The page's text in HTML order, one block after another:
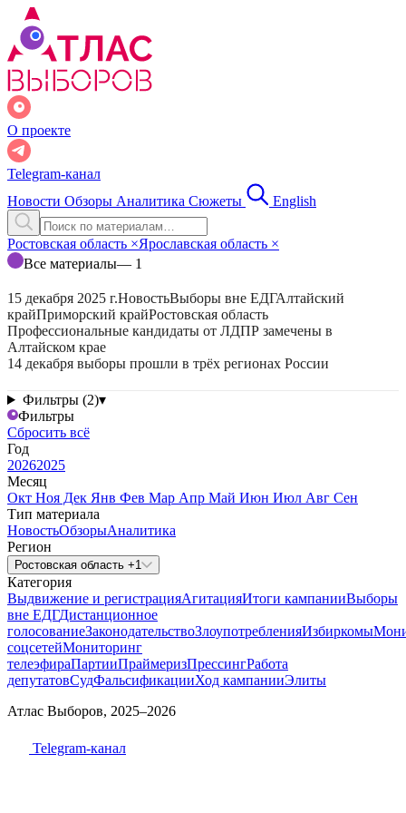
О проекте
Telegram-канал
Новости Обзоры Аналитика Сюжеты English
Ростовская область ×Ярославская область ×
Все материалы— 1
15 декабря 2025 г.НовостьВыборы вне ЕДГАлтайский
крайПриморский крайРостовская область
Профессиональные кандидаты от ЛДПР замечены в
Алтайском крае
14 декабря выборы прошли в трёх регионах России
Фильтры (2)▾
Фильтры
Сбросить всё
Год
20262025
Месяц
Окт Ноя Дек Янв Фев Мар Апр Май Июн Июл Авг Сен
Тип материала
НовостьОбзорыАналитика
Регион
Ростовская область +1
Категория
Выдвижение и регистрацияАгитацияИтоги кампанииВыборы
вне ЕДГДистанционное
голосованиеЗаконодательствоЗлоупотребленияИзбиркомы
соцсетейМониторинг
телеэфираПартииПраймеризПрессингРабота
депутатовСудФальсификацииХод кампанииЭлиты
Атлас Выборов, 2025–2026
Telegram-канал